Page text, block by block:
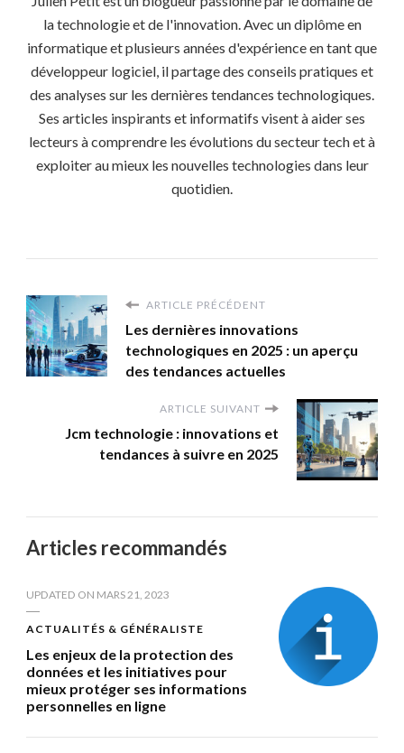
la technologie et de l'innovation. Avec un diplôme en
informatique et plusieurs années d'expérience en tant que
développeur logiciel, il partage des conseils pratiques et
des analyses sur les dernières tendances technologiques.
Ses articles inspirants et informatifs visent à aider ses
lecteurs à comprendre les évolutions du secteur tech et à
exploiter au mieux les nouvelles technologies dans leur
quotidien.
ARTICLE PRÉCÉDENT
Les dernières innovations
technologiques en 2025 : un aperçu
des tendances actuelles
ARTICLE SUIVANT
Jcm technologie : innovations et
tendances à suivre en 2025
Articles recommandés
UPDATED ON MARS 21, 2023
ACTUALITÉS & GÉNÉRALISTE
Les enjeux de la protection des
données et les initiatives pour
mieux protéger ses informations
personnelles en ligne